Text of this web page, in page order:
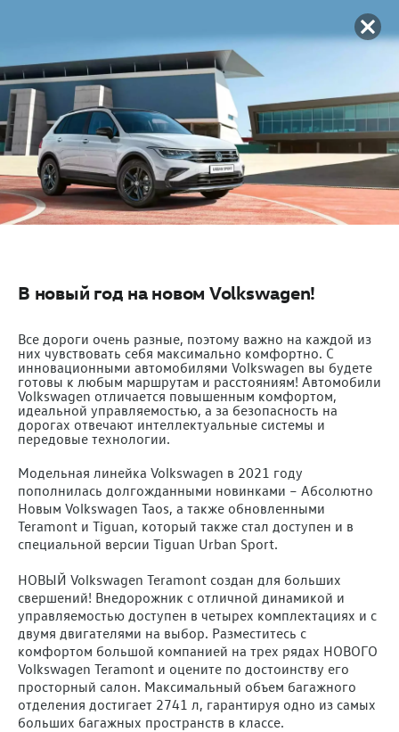
В новый год на новом Volkswagen!
Все дороги очень разные, поэтому важно на каждой из
них чувствовать себя максимально комфортно. C
инновационными автомобилями Volkswagen вы будете
готовы к любым маршрутам и расстояниям! Автомобили
Volkswagen отличается повышенным комфортом,
идеальной управляемостью, а за безопасность на
дорогах отвечают интеллектуальные системы и
передовые технологии.
Модельная линейка Volkswagen в 2021 году
пополнилась долгожданными новинками – Абсолютно
Новым Volkswagen Taos, а также обновленными
Teramont и Tiguan, который также стал доступен и в
специальной версии Tiguan Urban Sport.
НОВЫЙ Volkswagen Teramont создан для больших
свершений! Внедорожник с отличной динамикой и
управляемостью доступен в четырех комплектациях и с
двумя двигателями на выбор. Разместитесь с
комфортом большой компанией на трех рядах НОВОГО
Volkswagen Teramont и оцените по достоинству его
просторный салон. Максимальный объем багажного
отделения достигает 2741 л, гарантируя одно из самых
больших багажных пространств в классе.